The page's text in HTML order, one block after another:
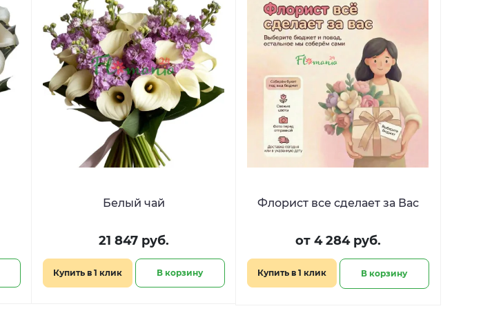
Белый чай
21 847 руб.
Купить в 1 клик В корзину
Флорист все сделает за Вас
от 4 284 руб.
Купить в 1 клик В корзину